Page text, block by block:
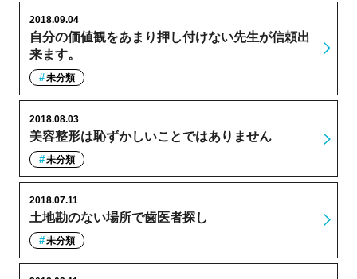
自分の価値観をあまり押し付けない先生が信頼出
来ます。
2018.09.04
未分類
美容整形は恥ずかしいことではありません
2018.08.03
未分類
土地勘のない場所で歯医者探し
2018.07.11
未分類